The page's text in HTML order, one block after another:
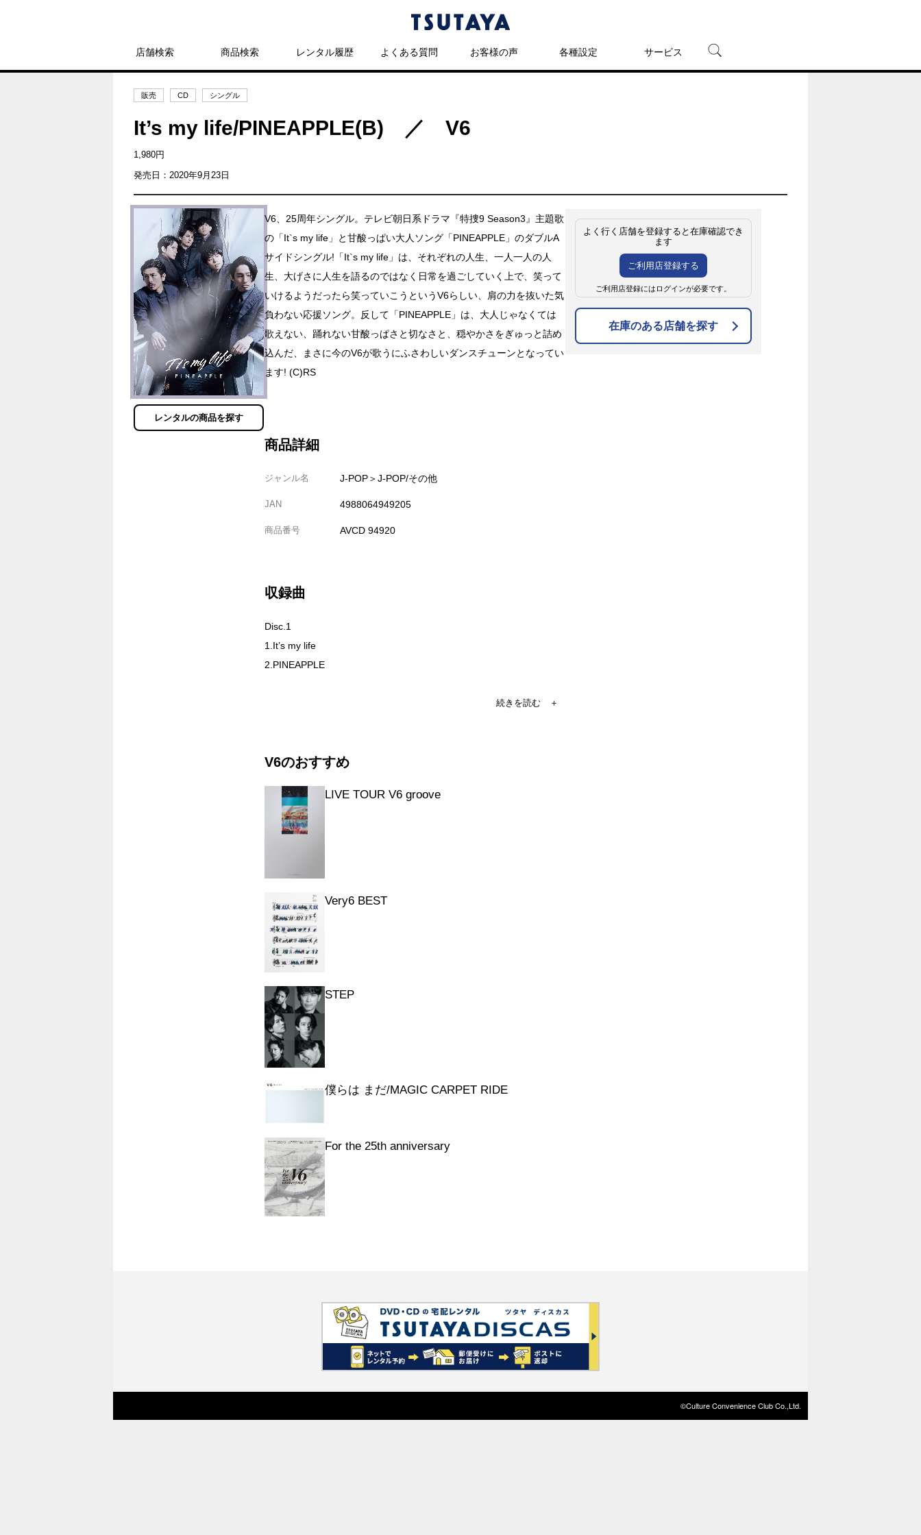
店舗検索 商品検索 レンタル履歴 よくある質問 お客様の声 各種設定 サービス
販売 CD シングル
It’s my life/PINEAPPLE(B) ／ V6
1,980円
発売日：2020年9月23日
レンタルの商品を探す
V6、25周年シングル。テレビ朝日系ドラマ『特捜9 Season3』主題歌
の「It`s my life」と甘酸っぱい大人ソング「PINEAPPLE」のダブルA
サイドシングル!「It`s my life」は、それぞれの人生、一人一人の人
生、大げさに人生を語るのではなく日常を過ごしていく上で、笑って
いけるようだったら笑っていこうというV6らしい、肩の力を抜いた気
負わない応援ソング。反して「PINEAPPLE」は、大人じゃなくては
歌えない、踊れない甘酸っぱさと切なさと、穏やかさをぎゅっと詰め
込んだ、まさに今のV6が歌うにふさわしいダンスチューンとなってい
ます! (C)RS
商品詳細
ジャンル名 J-POP＞J-POP/その他
JAN 4988064949205
商品番号 AVCD 94920
収録曲
Disc.1
1.It’s my life
2.PINEAPPLE
3.6×25 必笑振り返り座談会
V6のおすすめ
LIVE TOUR V6 groove
Very6 BEST
STEP
僕らは まだ/MAGIC CARPET RIDE
For the 25th anniversary
よく行く店舗を登録すると在庫確認でき
ます
ご利用店登録する
ご利用店登録にはログインが必要です。
在庫のある店舗を探す
©Culture Convenience Club Co.,Ltd.